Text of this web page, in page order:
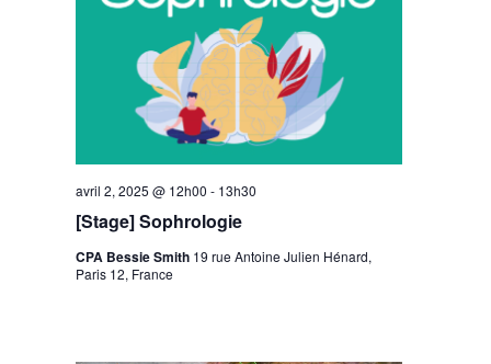
[Stage] Sophrologie
avril 2, 2025 @ 12h00 - 13h30
CPA Bessie Smith 19 rue Antoine Julien Hénard,
Paris 12, France